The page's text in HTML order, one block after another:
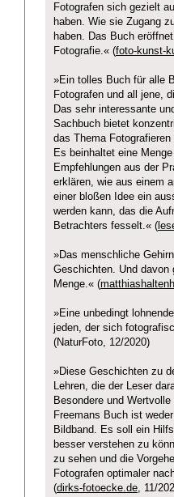
Fotografen sich gezielt
haben. Wie sie Zugang
haben. Das Buch
Fotografie.« (foto-kunst-
»Ein tolles Buch für alle
Fotografen und all jene,
Das sehr interessante
Sachbuch bietet
das Thema
Es beinhaltet eine
Empfehlungen aus der
erklären, wie aus einem
einer bloßen Idee ein
werden kann, das die
Betrachters fesselt.« (
»Das menschliche
Geschichten. Und
Menge.« (
»Eine unbedingt
jeden, der sich
(NaturFoto, 12/2020)
»Diese Geschichten zu
Lehren, die der Leser
Besondere und
Freemans Buch ist
Bildband. Es soll ein
besser verstehen zu
zu sehen und die
Fotografen optimaler
(dirks-fotoecke.de, 11/